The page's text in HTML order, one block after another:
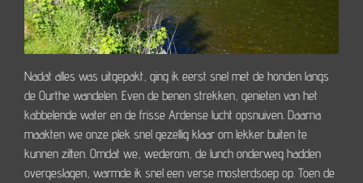
Nadat alles was uitgepakt, ging ik eerst snel met de honden langs
de Ourthe wandelen. Even de benen strekken, genieten van het
kabbelende water en de frisse Ardense lucht opsnuiven. Daarna
maakten we onze plek snel gezellig klaar om lekker buiten te
kunnen zitten. Omdat we, wederom, de lunch onderweg hadden
overgeslagen, warmde ik snel een verse mosterdsoep op. Toen de